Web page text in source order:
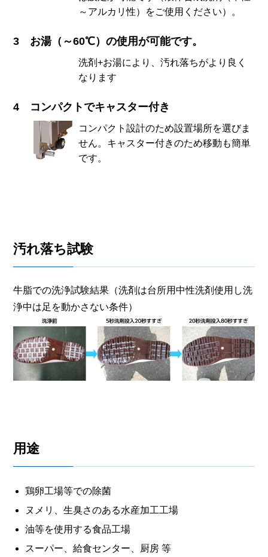
～アルカリ性）をご使用ください）。
お湯（～60℃）の使用が可能です。
洗剤+お湯により、汚れ落ちがより良く
なります
コンパクトでキャスター付き
コンパクト設計のため設置場所を選びま
せん。キャスター付きのため移動も簡単
です。
汚れ落ち試験
牛脂での洗浄試験結果（洗剤は台所用中性洗剤使用し洗
浄中は足を動かさない条件）
用途
鶏卵工場等での除菌
ヌメリ、生臭さのある水産加工工場
油等を使用する食品工場
スーパー、給食センター、厨房 等